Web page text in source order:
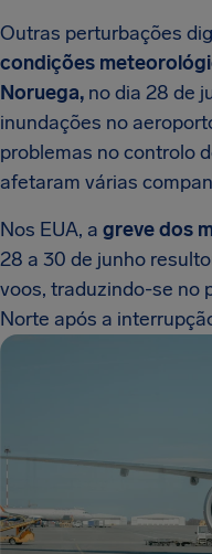
Outras perturbações
condições
Noruega, no dia 28 de
inundações no
problemas no controlo
afetaram várias
Nos EUA, a greve dos
28 a 30 de junho
voos, traduzindo-se no
Norte após a